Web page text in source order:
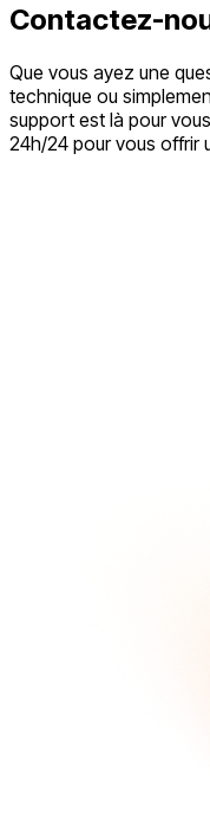
Contactez-
Que vous ayez une
technique ou
support est là pour
24h/24 pour vous offrir